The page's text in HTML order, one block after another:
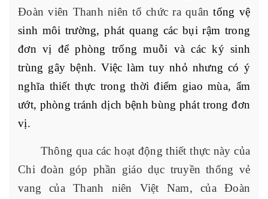
Đoàn viên Thanh niên tổ chức ra quântổng vệ
sinh môi trường, phát quang các bụi rậm trong
đơn vị để phòng trống muỗi và các ký sinh
trùng gây bệnh. Việc làm tuy nhỏ nhưng có ý
nghĩa thiết thực trong thời điểm giao mùa, ẩm
ướt, phòng tránh dịch bệnh bùng phát trong đơn
vị.
Thông qua các hoạt động thiết thực này của
Chi đoàn góp phần giáo dục truyền thống vẻ
vang của Thanh niên Việt Nam, của Đoàn